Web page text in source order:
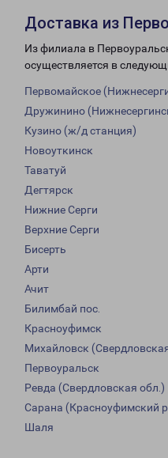
Доставка из
Из филиала в
осуществляется в
Первомайское
Дружинино
Кузино (ж/д станция)
Новоуткинск
Таватуй
Дегтярск
Нижние Серги
Верхние Серги
Бисерть
Арти
Ачит
Билимбай пос.
Красноуфимск
Михайловск
Первоуральск
Ревда (Свердловская обл.)
Сарана (Красноуфимский
Шаля